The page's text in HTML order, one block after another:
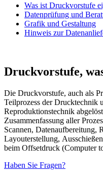
Was ist Druckvorstufe
Datenprüfung und
Grafik und Gestaltung
Hinweis zur
Druckvorstufe,
Die Druckvorstufe, auch als
Teilprozess der Drucktechnik
Reproduktionstechnik
Zusammenfassung aller
Scannen, Datenaufbereitung,
Layouterstellung,
beim Offsetdruck (Computer
Haben Sie Fragen?